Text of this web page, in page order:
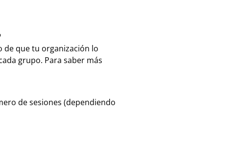
de que tu organización lo
grupo. Para saber más
de sesiones (dependiendo